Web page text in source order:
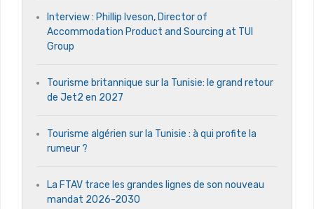
Interview : Phillip Iveson, Director of
Accommodation Product and Sourcing at TUI
Group
Tourisme britannique sur la Tunisie: le grand retour
de Jet2 en 2027
Tourisme algérien sur la Tunisie : à qui profite la
rumeur ?
La FTAV trace les grandes lignes de son nouveau
mandat 2026-2030